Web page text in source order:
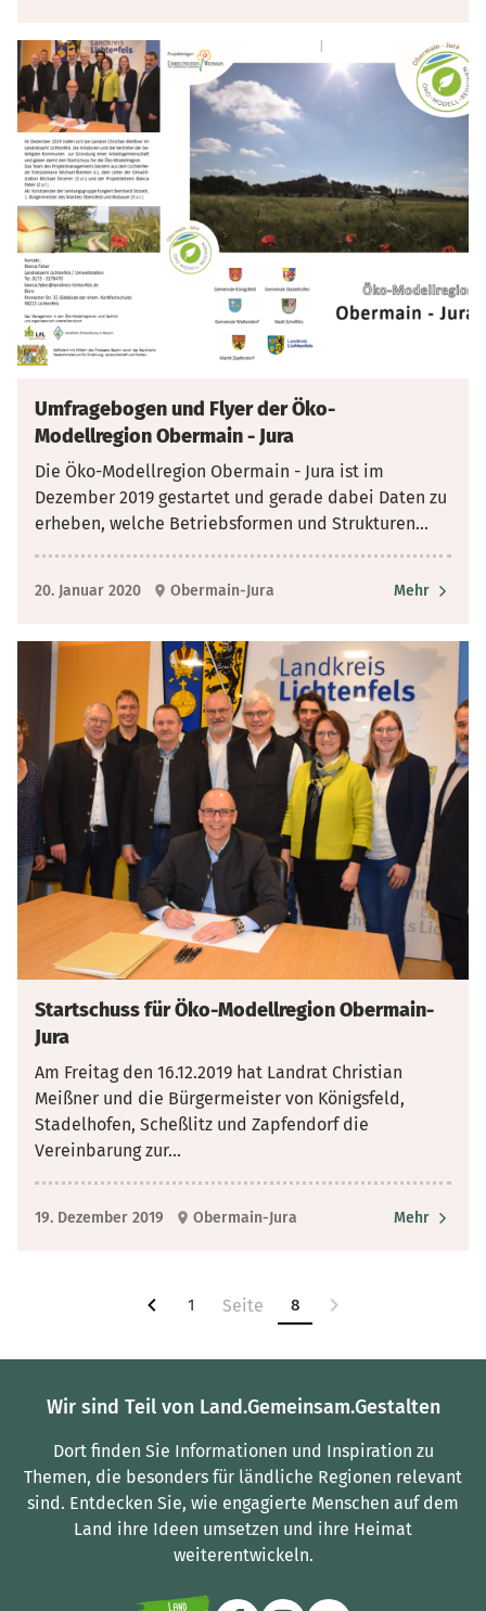
Umfragebogen und Flyer der Öko-
Modellregion Obermain - Jura
Die Öko-Modellregion Obermain - Jura ist im
Dezember 2019 gestartet und gerade dabei Daten zu
erheben, welche Betriebsformen und Strukturen...
20. Januar 2020 Obermain-Jura Mehr
Startschuss für Öko-Modellregion Obermain-
Jura
Am Freitag den 16.12.2019 hat Landrat Christian
Meißner und die Bürgermeister von Königsfeld,
Stadelhofen, Scheßlitz und Zapfendorf die
Vereinbarung zur...
19. Dezember 2019 Obermain-Jura Mehr
1 8
Wir sind Teil von Land.Gemeinsam.Gestalten
Dort finden Sie Informationen und Inspiration zu
Themen, die besonders für ländliche Regionen relevant
sind. Entdecken Sie, wie engagierte Menschen auf dem
Land ihre Ideen umsetzen und ihre Heimat
weiterentwickeln.